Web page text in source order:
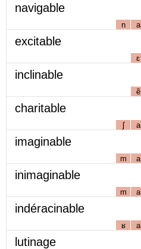
navigable
n a
excitable
ɛ
inclinable
ẽ
charitable
ʃ a
imaginable
m a
inimaginable
m a
indéracinable
ʁ a
lutinage